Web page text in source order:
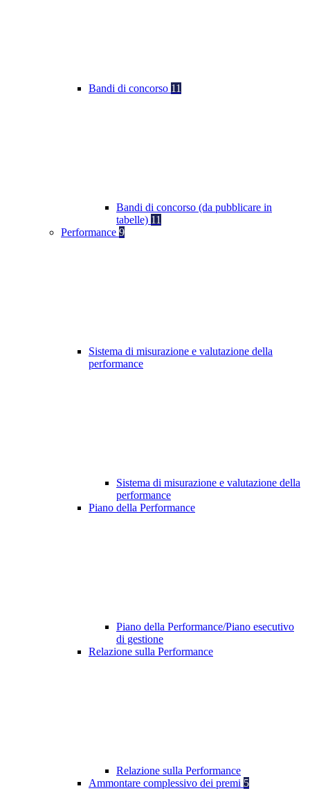
Bandi di concorso 11
Bandi di concorso (da pubblicare in
tabelle) 11
Performance 9
Sistema di misurazione e valutazione della
performance
Sistema di misurazione e valutazione della
performance
Piano della Performance
Piano della Performance/Piano esecutivo
di gestione
Relazione sulla Performance
Relazione sulla Performance
Ammontare complessivo dei premi 5